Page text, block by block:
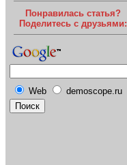
Понравилась статья?
Поделитесь с друзьями:
Web demoscope.ru